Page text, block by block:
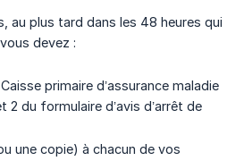
au plus tard dans les 48 heures qui
devez :
primaire d’assurance maladie
2 du formulaire d’avis d’arrêt de
une copie) à chacun de vos